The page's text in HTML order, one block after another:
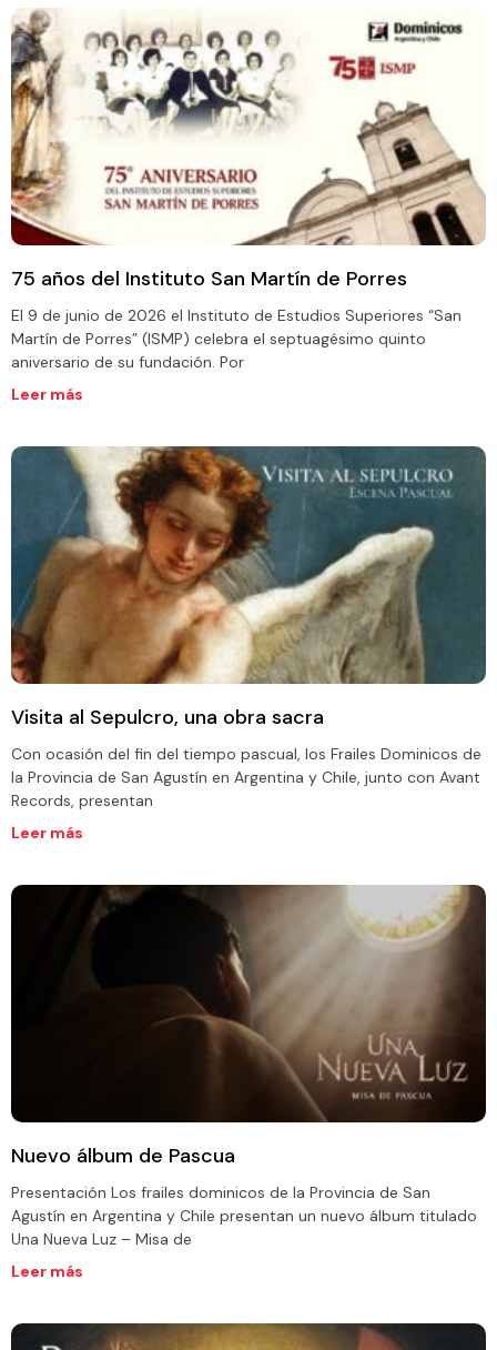
75 años del Instituto San Martín de Porres
El 9 de junio de 2026 el Instituto de Estudios Superiores “San
Martín de Porres” (ISMP) celebra el septuagésimo quinto
aniversario de su fundación. Por
Leer más
Visita al Sepulcro, una obra sacra
Con ocasión del fin del tiempo pascual, los Frailes Dominicos de
la Provincia de San Agustín en Argentina y Chile, junto con Avant
Records, presentan
Leer más
Nuevo álbum de Pascua
Presentación Los frailes dominicos de la Provincia de San
Agustín en Argentina y Chile presentan un nuevo álbum titulado
Una Nueva Luz – Misa de
Leer más